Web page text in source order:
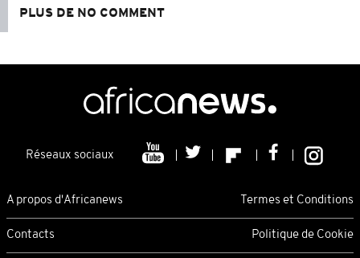
PLUS DE NO COMMENT
Réseaux sociaux
A propos d'Africanews Termes et Conditions
Contacts Politique de Cookie